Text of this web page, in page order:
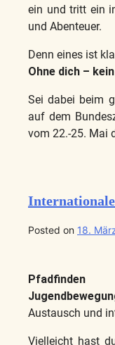
ein und tritt ein
und Abenteuer.
Denn eines ist
Ohne dich –
Sei dabei beim
auf dem
vom 22.-25. Mai
Internationale
Posted on 18.
Austausch und
Vielleicht hast